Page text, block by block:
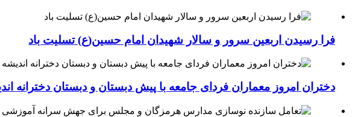
فرا رسیدن اربعین سرور و سالار شهیدان امام حسین(ع) تسلیت باد
دختران امروز معماران فردای جامعه با پیش دبستان و دبستان دخترانه